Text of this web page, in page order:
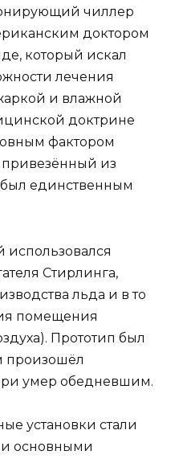
чиллер
доктором
который искал
лечения
и влажной
доктрине
фактором
из
единственным
использовался
Стирлинга,
льда и в то
помещения
Прототип был
произошёл
умер обедневшим.
установки стали
основными